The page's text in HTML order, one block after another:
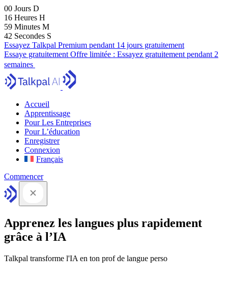
00 Jours D
16 Heures H
59 Minutes M
41 Secondes S
Essayez Talkpal Premium pendant 14 jours gratuitement
Essaye gratuitement Offre limitée : Essayez gratuitement pendant 2
semaines
Accueil
Apprentissage
Pour Les Entreprises
Pour L’éducation
Enregistrer
Connexion
Français
Commencer
Apprenez les langues plus rapidement
grâce à l’IA
Talkpal transforme l'IA en ton prof de langue perso